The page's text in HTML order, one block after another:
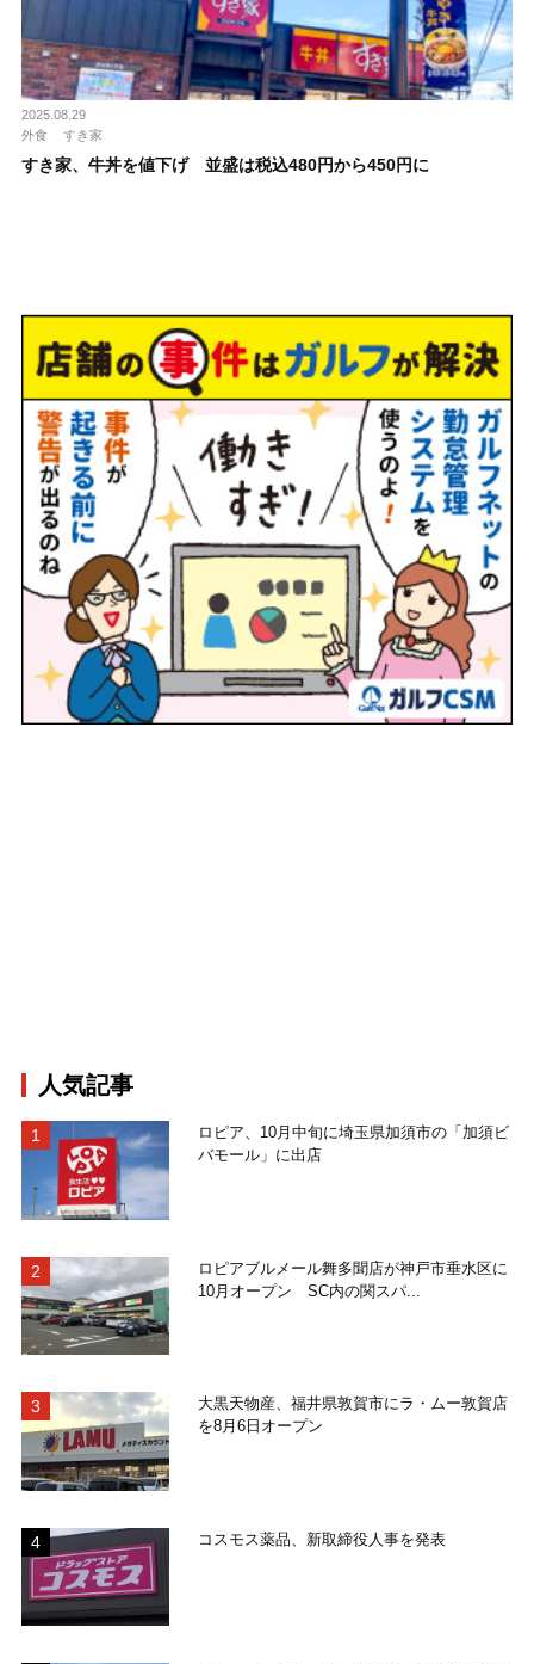
2025.08.29
外食
すき家
すき家、牛丼を値下げ 並盛は税込480円から450円に
人気記事
ロピア、10月中旬に埼玉県加須市の「加須ビ
バモール」に出店
ロピアブルメール舞多聞店が神戸市垂水区に
10月オープン SC内の関スパ...
大黒天物産、福井県敦賀市にラ・ムー敦賀店
を8月6日オープン
コスモス薬品、新取締役人事を発表